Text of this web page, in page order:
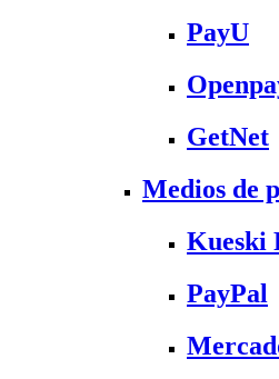
PayU
GetNet
Medios de
Kueski
PayPal